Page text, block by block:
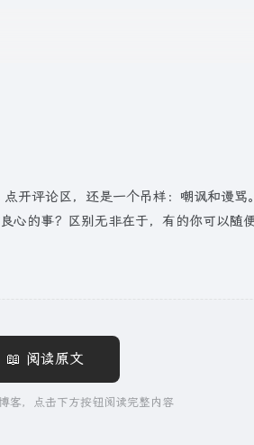
开评论区，还是一个吊样：嘲讽和谩
的事？区别无非在于，有的你可以
📖 阅读原文
客，点击下方按钮阅读完整内容